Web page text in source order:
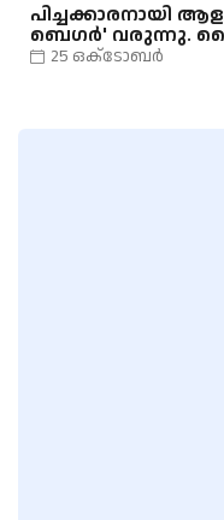
പിച്ചക്കാരനായി
ബെഗർ' വരുന്നു.
25 ഒക്‌ടോബർ